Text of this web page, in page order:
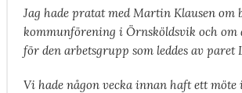
Jag hade pratat med Martin Klausen om
kommunförening i Örnsköldsvik och om
för den arbetsgrupp som leddes av paret
Vi hade någon vecka innan haft ett möte